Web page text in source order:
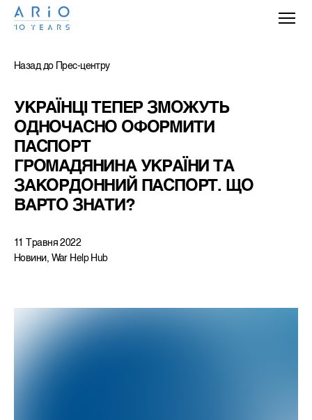
Назад до Прес-центру
УКРАЇНЦІ ТЕПЕР ЗМОЖУТЬ
ОДНОЧАСНО ОФОРМИТИ
ПАСПОРТ
ГРОМАДЯНИНА УКРАЇНИ ТА
ЗАКОРДОННИЙ ПАСПОРТ. ЩО
ВАРТО ЗНАТИ?
Новини, War Help Hub
11 Травня 2022